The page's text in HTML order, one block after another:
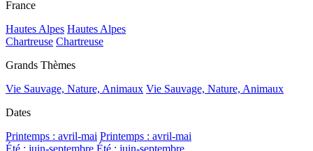
France
Hautes Alpes Hautes Alpes
Chartreuse Chartreuse
Grands Thèmes
Vie Sauvage, Nature, Animaux Vie Sauvage, Nature, Animaux
Dates
Printemps : avril-mai Printemps : avril-mai